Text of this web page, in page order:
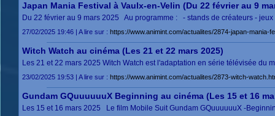
Japan Mania Festival à Vaulx-en-Velin (Du 22 février au 9
Du 22 février au 9 mars 2025 Au programme : - stands de créateurs -
27/02/2025 19:46 | A lire sur : https://www.animint.com/actualites/2874-japan-mania-
Witch Watch au cinéma (Les 21 et 22 mars 2025)
Les 21 et 22 mars 2025 Witch Watch est l'adaptation en série télévisée du
23/02/2025 19:53 | A lire sur : https://www.animint.com/actualites/2873-witch-
Gundam GQuuuuuuX Beginning au cinéma (Les 15 et 16
Les 15 et 16 mars 2025 Le film Mobile Suit Gundam GQuuuuuuX -